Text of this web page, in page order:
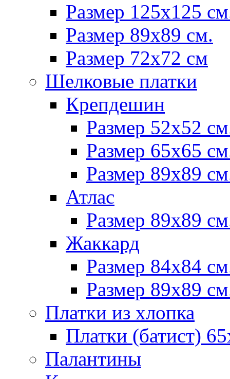
Размер 125х125
Размер 89х89 см.
Размер 72x72 см
Шелковые платки
Крепдешин
Размер 52х52
Размер 65х65
Размер 89х89
Атлас
Размер 89х89
Жаккард
Размер 84х84
Размер 89х89
Платки из хлопка
Платки (батист)
Палантины